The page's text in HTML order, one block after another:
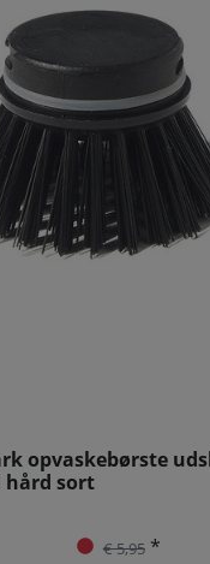
opvaskebørste
hård sort
€ 5,95*